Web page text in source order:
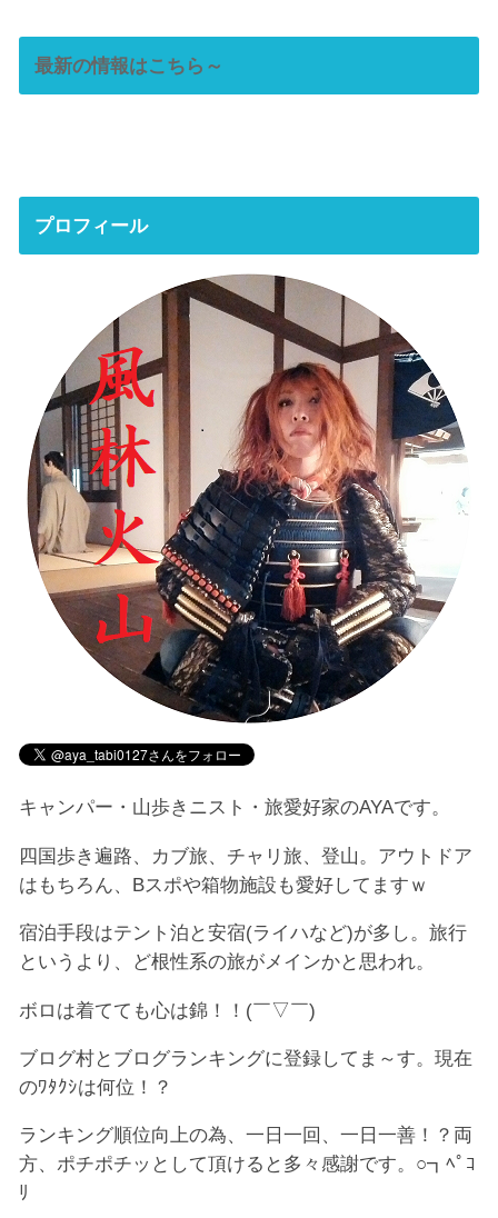
最新の情報はこちら～
プロフィール
キャンパー・山歩きニスト・旅愛好家のAYAです。
四国歩き遍路、カブ旅、チャリ旅、登山。アウトドア
はもちろん、Bスポや箱物施設も愛好してますｗ
宿泊手段はテント泊と安宿(ライハなど)が多し。旅行
というより、ど根性系の旅がメインかと思われ。
ボロは着てても心は錦！！(￣▽￣)
ブログ村とブログランキングに登録してま～す。現在
のﾜﾀｸｼは何位！？
ランキング順位向上の為、一日一回、一日一善！？両
方、ポチポチッとして頂けると多々感謝です。○┓ﾍﾟｺ
ﾘ